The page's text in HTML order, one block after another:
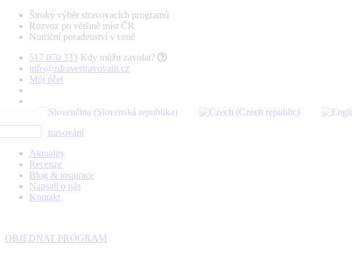
Široký výběr stravovacích programů
Rozvoz po většině míst ČR
Nutriční poradenství v ceně
517 070 333 Kdy můžu zavolat?
info@zdravestravovani.cz
Můj účet
Aktuality
Recenze
Blog & inspirace
Napsali o nás
Kontakt
OBJEDNAT PROGRAM